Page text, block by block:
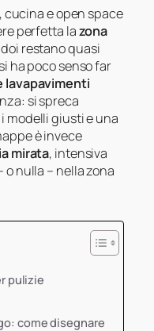
e open space
perfetta lazona
restano quasi
ha poco senso far
lavapavimenti
si spreca
modelli giusti e una
è invece
mirata, intensiva
o nulla – nella zona
pulizie
come disegnare